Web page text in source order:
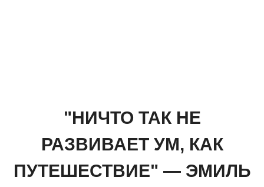
"НИЧТО ТАК НЕ
РАЗВИВАЕТ УМ, КАК
ПУТЕШЕСТВИЕ" — ЭМИЛЬ